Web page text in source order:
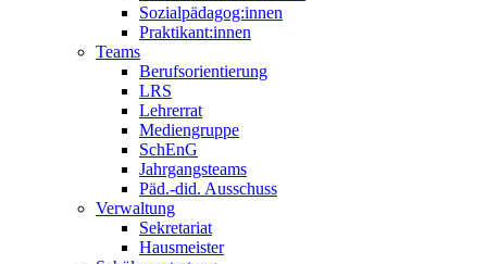
Sozialpädagog:innen
Praktikant:innen
Teams
Berufsorientierung
LRS
Lehrerrat
Mediengruppe
SchEnG
Jahrgangsteams
Päd.-did. Ausschuss
Verwaltung
Sekretariat
Hausmeister